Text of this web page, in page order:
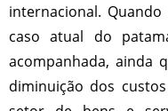
internacional.
caso atual do
acompanhada, ainda
diminuição dos